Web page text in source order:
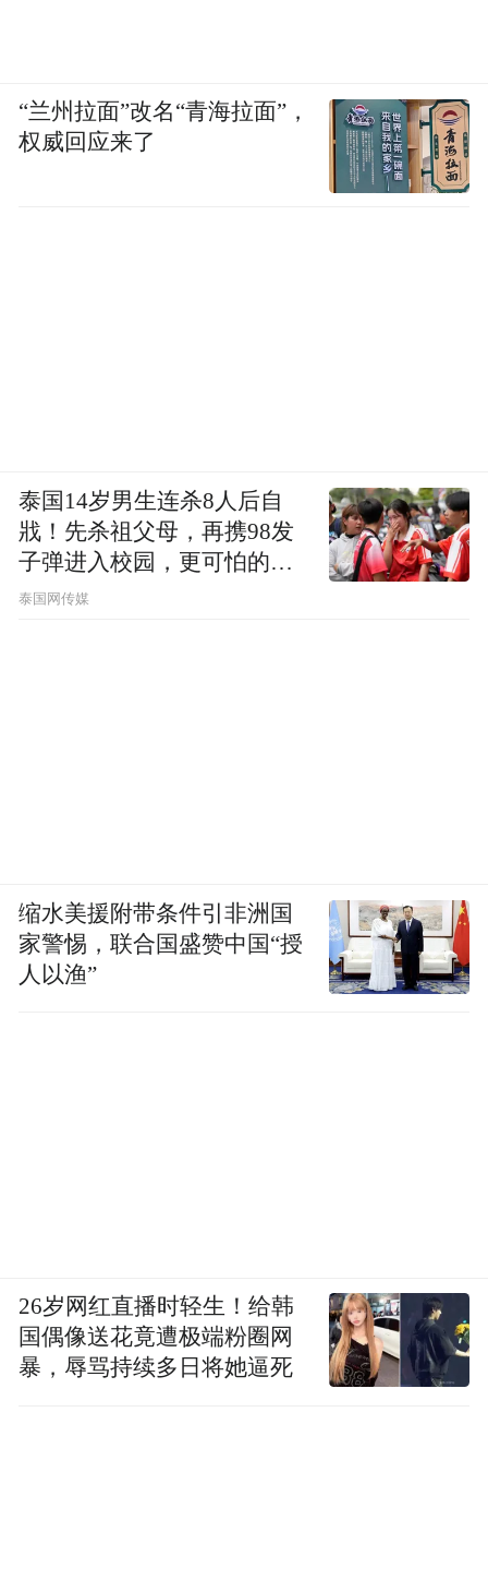
“兰州拉面”改名“青海拉面”，
权威回应来了
泰国14岁男生连杀8人后自
戕！先杀祖父母，再携98发
子弹进入校园，更可怕的细
节公布了
泰国网传媒
缩水美援附带条件引非洲国
家警惕，联合国盛赞中国“授
人以渔”
26岁网红直播时轻生！给韩
国偶像送花竟遭极端粉圈网
暴，辱骂持续多日将她逼死